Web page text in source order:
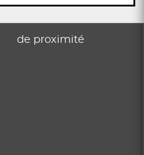
de proximité